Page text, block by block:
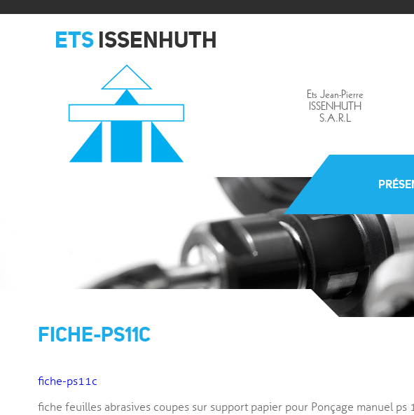
ETS ISSENHUTH
Ets Jean-Pierre
ISSENHUTH
S.A.R.L
FICHE-PS11C
fiche-ps11c
fiche feuilles abrasives coupes sur support papier pour Ponçage manuel ps